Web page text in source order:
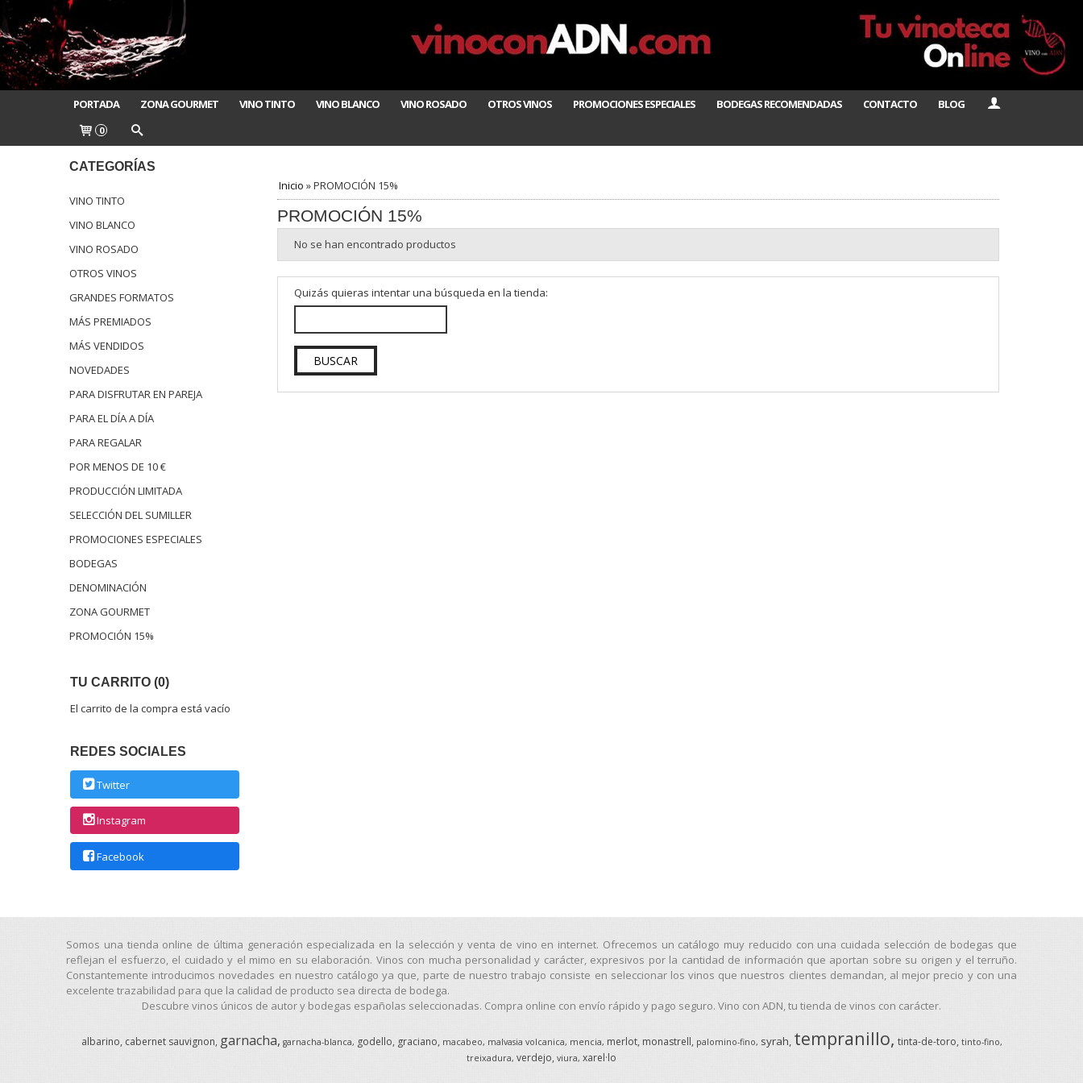
PORTADA ZONA GOURMET VINO TINTO VINO BLANCO VINO ROSADO OTROS VINOS PROMOCIONES ESPECIALES BODEGAS RECOMENDADAS CONTACTO BLOG
0
CATEGORÍAS
VINO TINTO
VINO BLANCO
VINO ROSADO
OTROS VINOS
GRANDES FORMATOS
MÁS PREMIADOS
MÁS VENDIDOS
NOVEDADES
PARA DISFRUTAR EN PAREJA
PARA EL DÍA A DÍA
PARA REGALAR
POR MENOS DE 10 €
PRODUCCIÓN LIMITADA
SELECCIÓN DEL SUMILLER
PROMOCIONES ESPECIALES
BODEGAS
DENOMINACIÓN
ZONA GOURMET
PROMOCIÓN 15%
TU CARRITO (0)
El carrito de la compra está vacío
REDES SOCIALES
Twitter
Instagram
Facebook
Inicio »PROMOCIÓN 15%
PROMOCIÓN 15%
No se han encontrado productos
Quizás quieras intentar una búsqueda en la tienda:
Somos una tienda online de última generación especializada en la selección y venta de vino en internet. Ofrecemos un catálogo muy reducido con una cuidada selección de bodegas que
reflejan el esfuerzo, el cuidado y el mimo en su elaboración. Vinos con mucha personalidad y carácter, expresivos por la cantidad de información que aportan sobre su origen y el terruño.
Constantemente introducimos novedades en nuestro catálogo ya que, parte de nuestro trabajo consiste en seleccionar los vinos que nuestros clientes demandan, al mejor precio y con una
excelente trazabilidad para que la calidad de producto sea directa de bodega.
Descubre vinos únicos de autor y bodegas españolas seleccionadas. Compra online con envío rápido y pago seguro. Vino con ADN, tu tienda de vinos con carácter.
albarino cabernet sauvignon garnacha garnacha-blanca godello graciano macabeo malvasia volcanica mencia merlot monastrell palomino-fino syrah tempranillo tinta-de-toro tinto-fino
treixadura verdejo viura xarel·lo